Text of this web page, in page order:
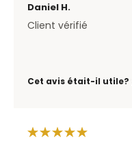
Daniel H.
Client vérifié
Cet avis était-il utile?